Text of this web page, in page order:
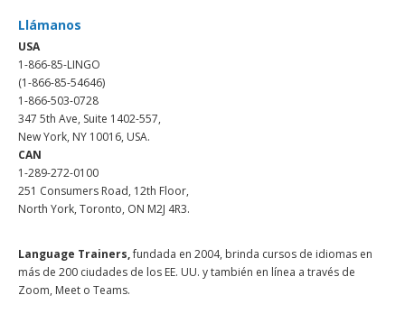
Llámanos
USA
1-866-85-LINGO
(1-866-85-54646)
1-866-503-0728
347 5th Ave, Suite 1402-557,
New York, NY 10016, USA.
CAN
1-289-272-0100
251 Consumers Road, 12th Floor,
North York, Toronto, ON M2J 4R3.
Language Trainers,fundada en 2004, brinda cursos de idiomas en
más de 200 ciudades de los EE. UU. y también en línea a través de
Zoom, Meet o Teams.